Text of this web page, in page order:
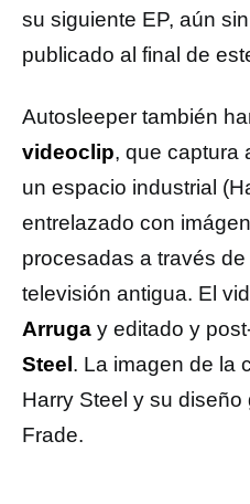
su siguiente EP, aún
publicado al final de
Autosleeper también
videoclip, que captura
un espacio industrial
entrelazado con
procesadas a través
televisión antigua. El
Arruga y editado y
Steel . La imagen de la
Harry Steel y su diseño
Frade.